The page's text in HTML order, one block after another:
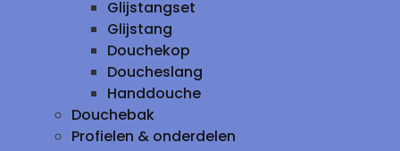
Glijstangset
Glijstang
Douchekop
Doucheslang
Handdouche
Douchebak
Profielen & onderdelen